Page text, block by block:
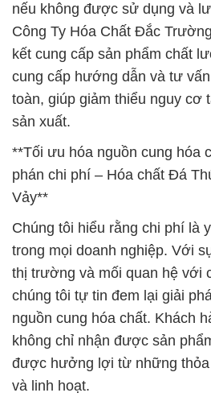
nếu không được sử dụng và
Công Ty Hóa Chất Đắc
kết cung cấp sản phẩm chất
cung cấp hướng dẫn và tư
toàn, giúp giảm thiểu nguy cơ
sản xuất.
**Tối ưu hóa nguồn cung hóa
phán chi phí – Hóa chất Đá
Vảy**
Chúng tôi hiểu rằng chi phí là
trong mọi doanh nghiệp. Với
thị trường và mối quan hệ với
chúng tôi tự tin đem lại giải
nguồn cung hóa chất. Khách
không chỉ nhận được sản
được hưởng lợi từ những
và linh hoạt.